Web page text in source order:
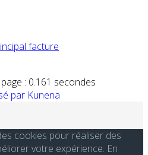
facture
: 0.161 secondes
par Kunena
cookies pour réaliser des
votre expérience. En